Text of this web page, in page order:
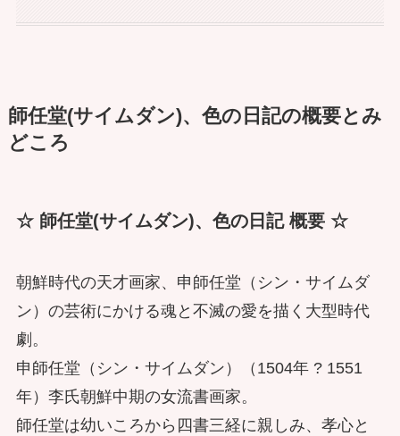
師任堂(サイムダン)、色の日記の概要とみ
どころ
☆ 師任堂(サイムダン)、色の日記 概要 ☆
朝鮮時代の天才画家、申師任堂（シン・サイムダ
ン）の芸術にかける魂と不滅の愛を描く大型時代
劇。
申師任堂（シン・サイムダン）（1504年 ? 1551
年）李氏朝鮮中期の女流書画家。
師任堂は幼いころから四書三経に親しみ、孝心と